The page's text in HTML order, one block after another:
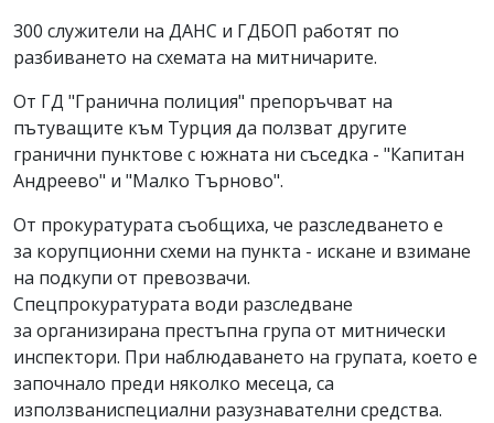
300 служители на ДАНС и ГДБОП работят по
разбиването на схемата на митничарите.
От ГД "Гранична полиция" препоръчват на
пътуващите към Турция да ползват другите
гранични пунктове с южната ни съседка - "Капитан
Андреево" и "Малко Търново".
От прокуратурата съобщиха, че разследването е
за корупционни схеми на пункта - искане и взимане
на подкупи от превозвачи.
Спецпрокуратурата води разследване
за организирана престъпна група от митнически
инспектори. При наблюдаването на групата, което е
започнало преди няколко месеца, са
използваниспециални разузнавателни средства.